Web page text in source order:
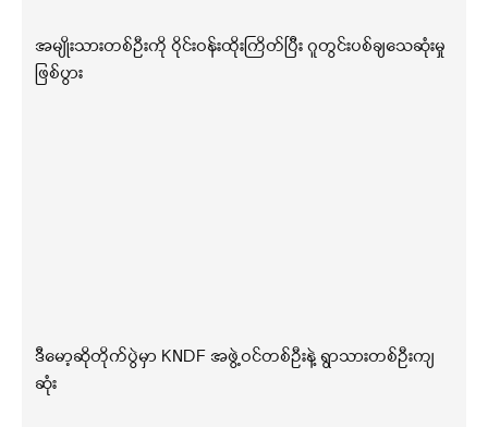
အမျိုးသားတစ်ဦးကို ဝိုင်းဝန်းထိုးကြိတ်ပြီး ဂူတွင်းပစ်ချသေဆုံးမှု
ဖြစ်ပွား
ဒီမော့ဆိုတိုက်ပွဲမှာ KNDF အဖွဲ့ဝင်တစ်ဦးနဲ့ ရွာသားတစ်ဦးကျ
ဆုံး